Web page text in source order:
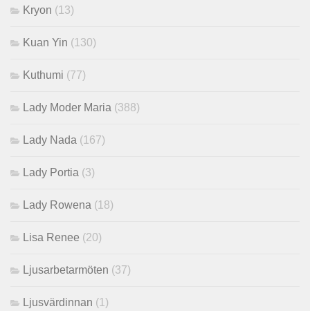
Kryon (13)
Kuan Yin (130)
Kuthumi (77)
Lady Moder Maria (388)
Lady Nada (167)
Lady Portia (3)
Lady Rowena (18)
Lisa Renee (20)
Ljusarbetarmöten (37)
Ljusvärdinnan (1)